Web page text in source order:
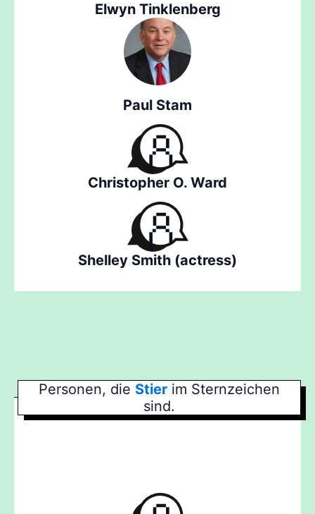
Elwyn Tinklenberg
Paul Stam
Christopher O. Ward
Shelley Smith (actress)
Personen, die Stier im Sternzeichen
sind.